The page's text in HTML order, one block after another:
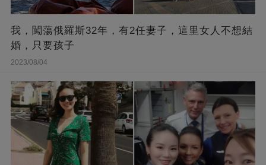
我，闖蕩俄羅斯32年，有2任妻子，這里女人不想結
婚，只要孩子
2023/08/04